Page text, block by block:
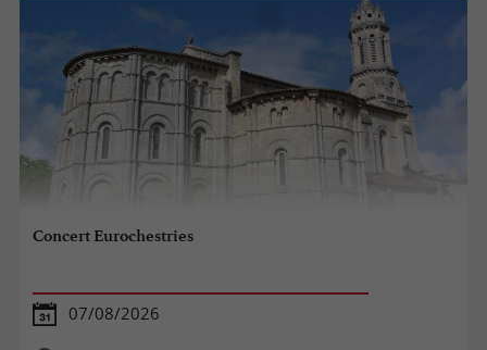
Concert Eurochestries
07/08/2026